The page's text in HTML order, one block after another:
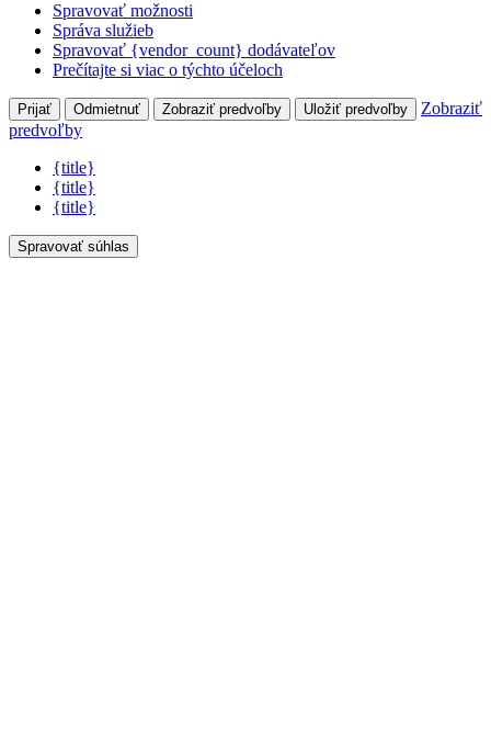
Spravovať možnosti
Správa služieb
Spravovať {vendor_count} dodávateľov
Prečítajte si viac o týchto účeloch
Prijať Odmietnuť Zobraziť predvoľby Uložiť predvoľby
Zobraziť
predvoľby
{title}
{title}
{title}
Spravovať súhlas